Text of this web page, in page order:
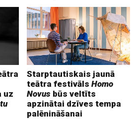
uz
Starptautiskais jaunā
teātra festivālsHomo
Novus būs veltīts
apzinātai dzīves tempa
palēnināšanai